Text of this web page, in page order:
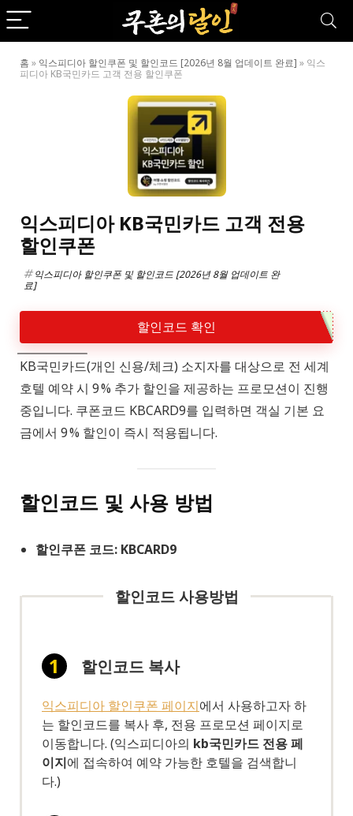
홈 » 익스피디아 할인쿠폰 및 할인코드 [2026년 8월 업데이트 완료] » 익스
피디아 KB국민카드 고객 전용 할인쿠폰
익스피디아 KB국민카드 고객 전용
할인쿠폰
익스피디아 할인쿠폰 및 할인코드 [2026년 8월 업데이트 완
료]
할인코드 확인
KB국민카드(개인 신용/체크) 소지자를 대상으로 전 세계
호텔 예약 시 9 % 추가 할인을 제공하는 프로모션이 진행
중입니다. 쿠폰코드 KBCARD9를 입력하면 객실 기본 요
금에서 9 % 할인이 즉시 적용됩니다.
할인코드 및 사용 방법
할인쿠폰 코드: KBCARD9
할인코드 사용방법
할인코드 복사
익스피디아 할인쿠폰 페이지에서 사용하고자 하
는 할인코드를 복사 후, 전용 프로모션 페이지로
이동합니다. (익스피디아의 kb국민카드 전용 페
이지에 접속하여 예약 가능한 호텔을 검색합니
다.)